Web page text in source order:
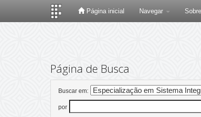
Página inicial Navegar
Página de Busca
Buscar em:
por